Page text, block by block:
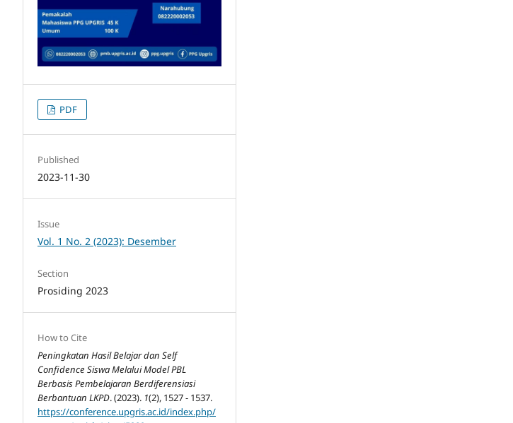
PDF
Published
2023-11-30
Issue
Vol. 1 No. 2 (2023): Desember
Section
Prosiding 2023
How to Cite
Peningkatan Hasil Belajar dan Self
Confidence Siswa Melalui Model PBL
Berbasis Pembelajaran Berdiferensiasi
Berbantuan LKPD. (2023). 1(2), 1527 - 1537.
https://conference.upgris.ac.id/index.php/